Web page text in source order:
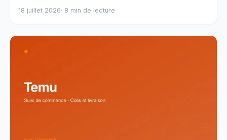
18 juillet 2026· 8 min de lecture